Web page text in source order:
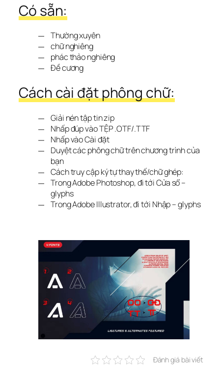
Có sẵn:
Thường xuyên
chữ nghiêng
phác thảo nghiêng
Đề cương
Cách cài đặt phông chữ:
Giải nén tập tin zip
Nhấp đúp vào TỆP .OTF/.TTF
Nhấp vào Cài đặt
Duyệt các phông chữ trên chương trình của
bạn
Cách truy cập ký tự thay thế/chữ ghép:
Trong Adobe Photoshop, đi tới Cửa sổ –
glyphs
Trong Adobe Illustrator, đi tới Nhập – glyphs
Đánh giá bài viết